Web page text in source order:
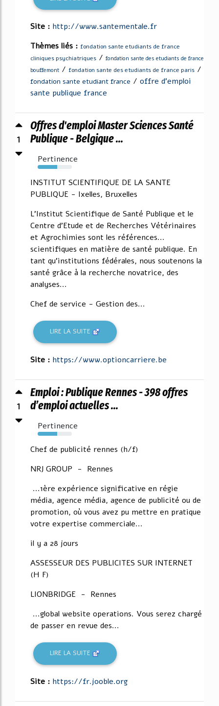
Site : http://www.santementale.fr
Thèmes liés : fondation sante etudiants de france
cliniques psychiatriques / fondation sante des etudiants de france
bouffemont / fondation sante des etudiants de france paris /
fondation sante etudiant france / offre d'emploi
sante publique france
1
Offres d'emploi Master Sciences Santé
Publique - Belgique ...
Pertinence
57%
INSTITUT SCIENTIFIQUE DE LA SANTE
PUBLIQUE - Ixelles, Bruxelles
L'Institut Scientifique de Santé Publique et le
Centre d'Etude et de Recherches Vétérinaires
et Agrochimies sont les références...
scientifiques en matière de santé publique. En
tant qu'institutions fédérales, nous soutenons la
santé grâce à la recherche novatrice, des
analyses...
Chef de service - Gestion des...
LIRE LA SUITE
Site : https://www.optioncarriere.be
1
Emploi : Publique Rennes - 398 offres
d’emploi actuelles ...
Pertinence
57%
Chef de publicité rennes (h/f)
NRJ GROUP - Rennes
...1ère expérience significative en régie
média, agence média, agence de publicité ou de
promotion, où vous avez pu mettre en pratique
votre expertise commerciale...
il y a 28 jours
ASSESSEUR DES PUBLICITES SUR INTERNET
(H F)
LIONBRIDGE - Rennes
...global website operations. Vous serez chargé
de passer en revue des...
LIRE LA SUITE
Site : https://fr.jooble.org